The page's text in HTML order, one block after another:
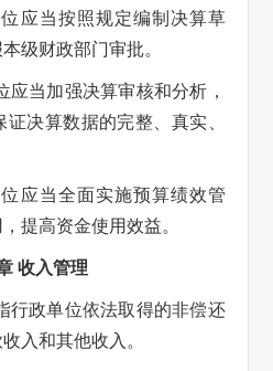
当按照规定编制决算草
级财政部门审批。
当加强决算审核和分析，
决算数据的完整、真实、
当全面实施预算绩效管
提高资金使用效益。
收入管理
政单位依法取得的非偿还
入和其他收入。